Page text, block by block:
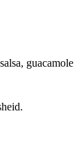
guacamole